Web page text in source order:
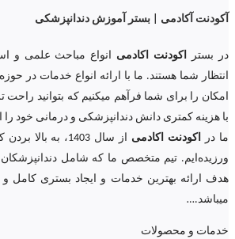
آکودنت آکادمی | بستر آموزش دندانپزشکی
در بستر اکودنت اکادمی انواع مباحث علمی و
انتظار شما هستند. ما با ارائه انواع خدمات در حوزه
امکان را برای شما فرآهم میکنیم که بتوانید راحت
با هزینه کمتری دانش دندانپزشکی و درمانی خود را
ما در اکودنت اکادمی
از سال 1403، به
ورزیده‌‌ایم. تیم متخصص ما که شامل
هدف ارائه بهترین خدمات و ایجاد بستری کامل
میباشد.…
خدمات و محصولات